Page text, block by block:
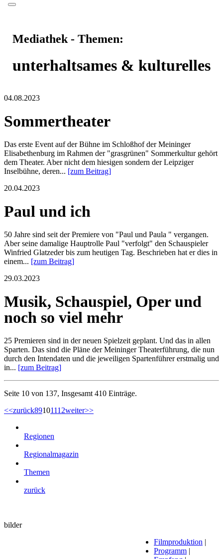
Mediathek - Themen:
unterhaltsames & kulturelles
04.08.2023
Sommertheater
Das erste Event auf der Bühne im Schloßhof der Meininger
Elisabethenburg im Rahmen der "grasgrünen" Sommerkultur gehört
dem Theater. Aber nicht dem hiesigen sondern der Leipziger
Inselbühne, deren... [zum Beitrag]
20.04.2023
Paul und ich
50 Jahre sind seit der Premiere von "Paul und Paula " vergangen.
Aber seine damalige Hauptrolle Paul "verfolgt" den Schauspieler
Winfried Glatzeder bis zum heutigen Tag. Beschrieben hat er dies in
einem... [zum Beitrag]
29.03.2023
Musik, Schauspiel, Oper und
noch so viel mehr
25 Premieren sind in der neuen Spielzeit geplant. Und das in allen
Sparten. Das sind die Pläne der Meininger Theaterführung, die nun
durch den Intendaten und die jeweiligen Spartenführer erstmalig und
in... [zum Beitrag]
Seite 10 von 137, Insgesamt 410 Einträge.
<<zurück89101112weiter>>
Regionen
Regionalmagazin
Themen
zurück
bilder
Filmproduktion |
Programm |